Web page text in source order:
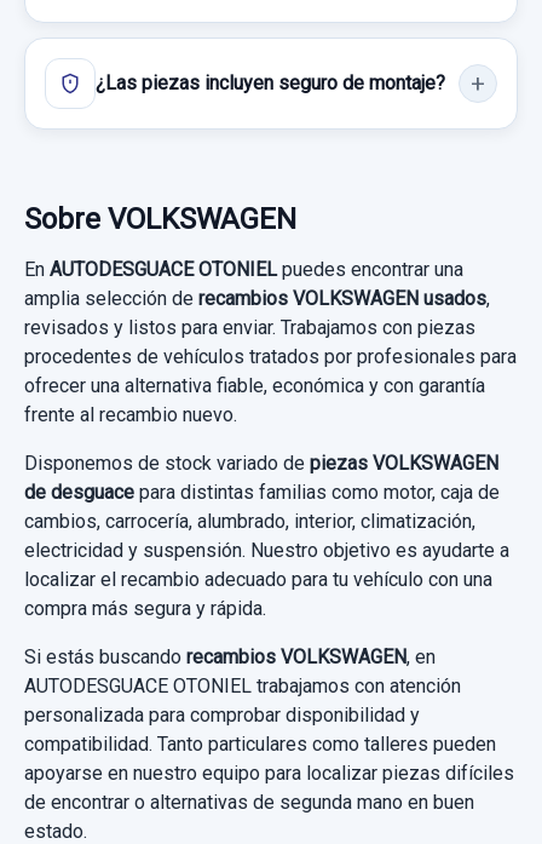
INYECTOR 038130073AA
VOLKSWAGEN PASSAT BERLINA (3B3) 1.9
TDI
Garantía 1 año
Ref:800338 OEM:038130073AA
90,00 €
Sin IVA, gastos de envío no incluidos.
Consultar por whatsapp
¿Las piezas incluyen seguro de montaje?
Sobre VOLKSWAGEN
En AUTODESGUACE OTONIELpuedes encontrar una
amplia selección de recambios VOLKSWAGEN usados,
revisados y listos para enviar. Trabajamos con piezas
procedentes de vehículos tratados por profesionales para
ofrecer una alternativa fiable, económica y con garantía
frente al recambio nuevo.
Disponemos de stock variado de piezas VOLKSWAGEN
de desguace para distintas familias como motor, caja de
cambios, carrocería, alumbrado, interior, climatización,
electricidad y suspensión. Nuestro objetivo es ayudarte a
localizar el recambio adecuado para tu vehículo con una
compra más segura y rápida.
Si estás buscando recambios VOLKSWAGEN, en
AUTODESGUACE OTONIEL trabajamos con atención
personalizada para comprobar disponibilidad y
compatibilidad. Tanto particulares como talleres pueden
apoyarse en nuestro equipo para localizar piezas difíciles
de encontrar o alternativas de segunda mano en buen
estado.